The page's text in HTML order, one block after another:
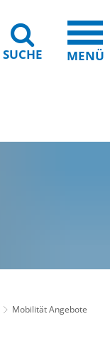
SUCHE MENÜ
Mobilität Angebote